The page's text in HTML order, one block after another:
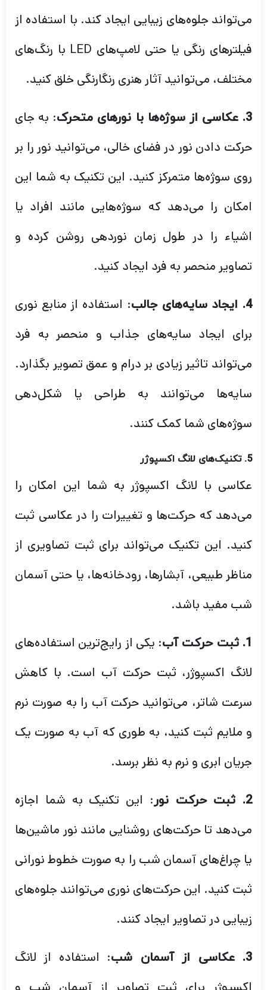
می‌تواند جلوه‌های زیبایی ایجاد کند. با استفاده از
فیلترهای رنگی یا حتی لامپ‌های LED با رنگ‌های
مختلف، می‌توانید آثار هنری رنگارنگی خلق کنید.
3. عکاسی از سوژه‌ها با نورهای متحرک
: به جای
حرکت دادن نور در فضای خالی، می‌توانید نور را بر
روی سوژه‌ها متمرکز کنید. این تکنیک به شما این
امکان را می‌دهد که سوژه‌هایی مانند افراد یا
اشیاء را در طول زمان نوردهی روشن کرده و
تصاویر منحصر به فرد ایجاد کنید.
4. ایجاد سایه‌های جالب
: استفاده از منابع نوری
برای ایجاد سایه‌های جذاب و منحصر به فرد
می‌تواند تاثیر زیادی بر درام و عمق تصویر بگذارد.
سایه‌ها می‌توانند به طراحی یا شکل‌دهی
سوژه‌های شما کمک کنند.
5. تکنیک‌های لانگ اکسپوژر
عکاسی با لانگ اکسپوژر به شما این امکان را
می‌دهد که حرکت‌ها و تغییرات را در عکاسی ثبت
کنید. این تکنیک می‌تواند برای ثبت تصاویری از
مناظر طبیعی، آبشارها، رودخانه‌ها، یا حتی آسمان
شب مفید باشد.
1. ثبت حرکت آب
: یکی از رایج‌ترین استفاده‌های
لانگ اکسپوژر، ثبت حرکت آب است. با کاهش
سرعت شاتر، می‌توانید حرکت آب را به صورت نرم
و ملایم ثبت کنید، به طوری که آب به صورت یک
جریان ابری و نرم به نظر برسد.
2. ثبت حرکت نور
: این تکنیک به شما اجازه
می‌دهد تا حرکت‌های روشنایی مانند نور ماشین‌ها
یا چراغ‌های آسمان شب را به صورت خطوط نورانی
ثبت کنید. این حرکت‌های نوری می‌توانند جلوه‌های
زیبایی در تصاویر ایجاد کنند.
3. عکاسی از آسمان شب
: استفاده از لانگ